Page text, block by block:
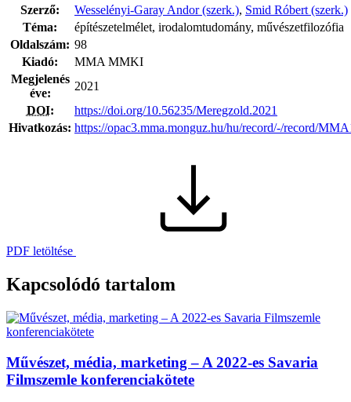
Szerző: Wesselényi-Garay Andor (szerk.), Smid Róbert (szerk.)
Téma:
építészetelmélet, irodalomtudomány, művészetfilozófia
Oldalszám: 98
Kiadó:
MMA MMKI
Megjelenés
éve:
2021
DOI:
https://doi.org/10.56235/Meregzold.2021
Hivatkozás: https://opac3.mma.monguz.hu/hu/record/-/record/
PDF letöltése
Kapcsolódó tartalom
Művészet, média, marketing – A 2022-es Savaria
Filmszemle konferenciakötete